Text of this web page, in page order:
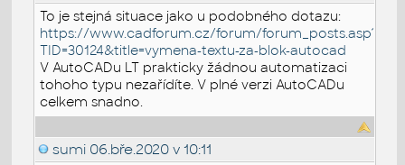
To je stejná situace jako u podobného dotazu:
https://www.cadforum.cz/forum/forum_posts.asp?
TID=30124&title=vymena-textu-za-blok-autocad
V AutoCADu LT prakticky žádnou automatizaci
tohoho typu nezařídíte. V plné verzi AutoCADu
celkem snadno.
sumi 06.bře.2020 v 10:11